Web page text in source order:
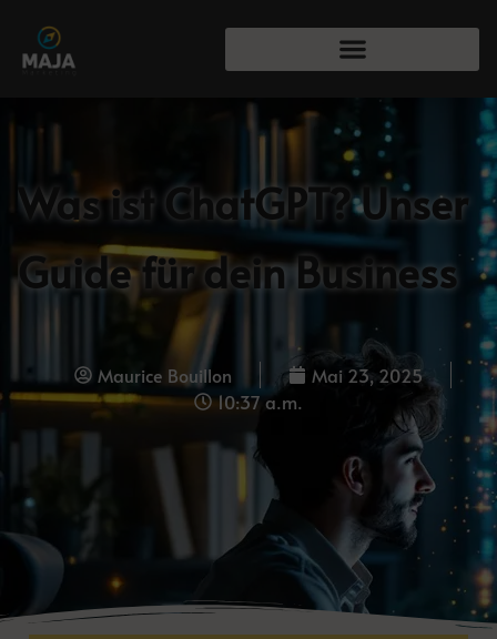
Was ist ChatGPT? Unser
Guide für dein Business
Maurice Bouillon
Mai 23, 2025
10:37 a.m.